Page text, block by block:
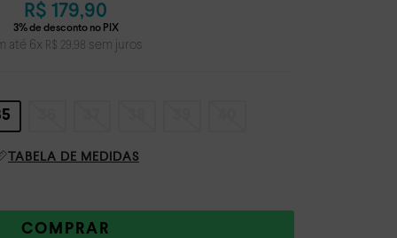
R$ 179,90
até 6x R$ 29,98 sem juros
TABELA DE MEDIDAS
COMPRAR